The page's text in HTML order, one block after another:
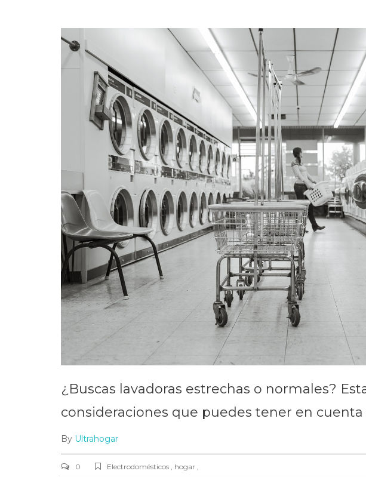
¿Buscas lavadoras estrechas o normales?
consideraciones que puedes tener en
By Ultrahogar
0 Electrodomésticos , hogar ,